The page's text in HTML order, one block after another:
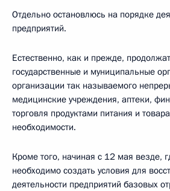
Отдельно остановлюсь на порядке
предприятий.
Естественно, как и прежде,
государственные и муниципальные
организации так называемого
медицинские учреждения, аптеки,
торговля продуктами питания и
необходимости.
Кроме того, начиная с 12 мая везде,
необходимо создать условия для
деятельности предприятий базовых